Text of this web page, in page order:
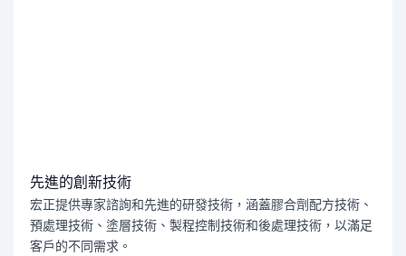
先進的創新技術
宏正提供專家諮詢和先進的研發技術，涵蓋膠合劑配方技術、
預處理技術、塗層技術、製程控制技術和後處理技術，以滿足
客戶的不同需求。